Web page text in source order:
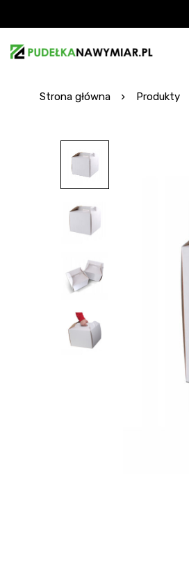
Strona główna Produkty